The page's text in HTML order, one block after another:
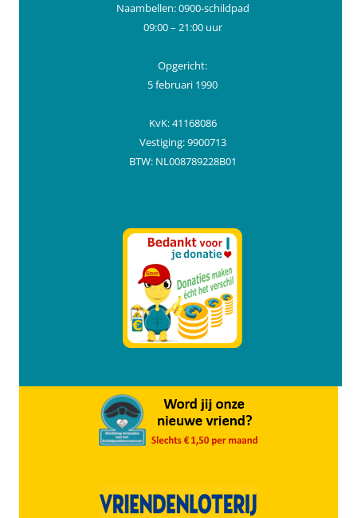
Naambellen: 0900-schildpad
09:00 – 21:00 uur
Opgericht:
5 februari 1990
KvK: 41168086
Vestiging: 9900713
BTW: NL008789228B01